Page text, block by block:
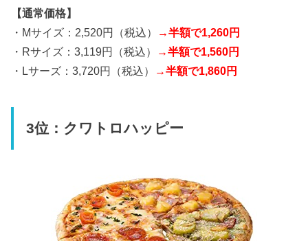
【通常価格】
・Mサイズ：2,520円（税込）
→半額で1,260円
・Rサイズ：3,119円（税込）
→半額で1,560円
・Lサーズ：3,720円（税込）
→半額で1,860円
3位：クワトロハッピー